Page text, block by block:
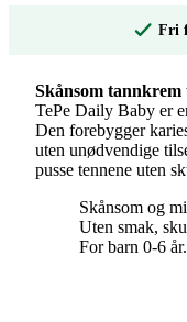
Fri
Skånsom tannkrem
TePe Daily Baby er
Den forebygger
uten unødvendige
pusse tennene uten
Skånsom og
Uten smak,
For barn 0-6 år.